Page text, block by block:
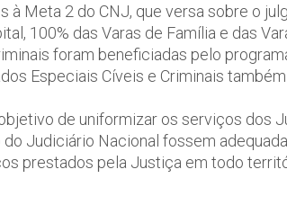
à Meta 2 do CNJ, que versa sobre o
100% das Varas de Família e das
foram beneficiadas pelo
Especiais Cíveis e Criminais
de uniformizar os serviços dos
Judiciário Nacional fossem
prestados pela Justiça em todo